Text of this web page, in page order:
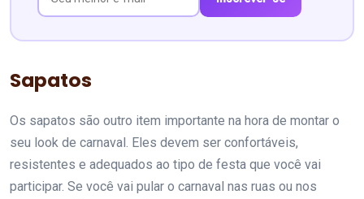
Sapatos
Os sapatos são outro item importante na hora de montar o
seu look de carnaval. Eles devem ser confortáveis,
resistentes e adequados ao tipo de festa que você vai
participar. Se você vai pular o carnaval nas ruas ou nos